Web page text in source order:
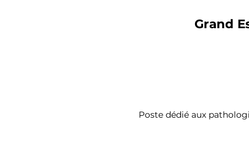
Grand
Poste dédié aux